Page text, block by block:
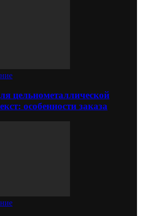
цельнометаллической
особенности заказа